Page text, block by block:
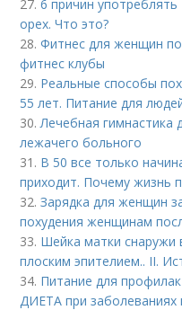
27.6 причин
орех. Что это?
28.Фитнес для женщин
фитнес клубы
29. Реальные способы
55 лет. Питание для
30.Лечебная
лежачего больного
31. В 50 все только
приходит. Почему жизнь
32.Зарядка для женщин
похудения женщинам
33. Шейка матки снаружи
плоским эпителием.. II.
34. Питание для
ДИЕТА при